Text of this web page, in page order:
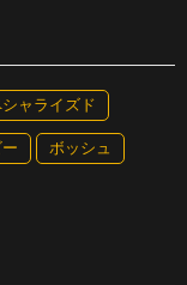
ャライズド
ボッシュ